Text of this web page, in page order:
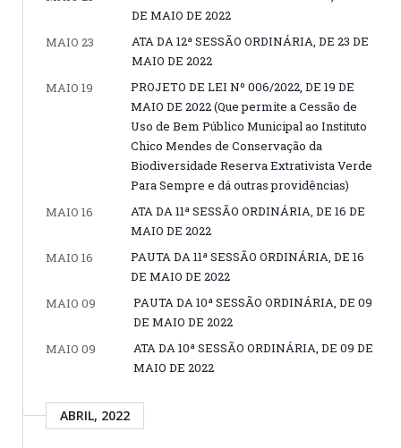
DE MAIO DE 2022
MAIO 23
ATA DA 12ª SESSÃO ORDINÁRIA, DE 23 DE
MAIO DE 2022
MAIO 19
PROJETO DE LEI Nº 006/2022, DE 19 DE
MAIO DE 2022 (Que permite a Cessão de
Uso de Bem Público Municipal ao Instituto
Chico Mendes de Conservação da
Biodiversidade Reserva Extrativista Verde
Para Sempre e dá outras providências)
MAIO 16
ATA DA 11ª SESSÃO ORDINÁRIA, DE 16 DE
MAIO DE 2022
MAIO 16
PAUTA DA 11ª SESSÃO ORDINÁRIA, DE 16
DE MAIO DE 2022
MAIO 09
PAUTA DA 10ª SESSÃO ORDINÁRIA, DE 09
DE MAIO DE 2022
MAIO 09
ATA DA 10ª SESSÃO ORDINÁRIA, DE 09 DE
MAIO DE 2022
ABRIL, 2022